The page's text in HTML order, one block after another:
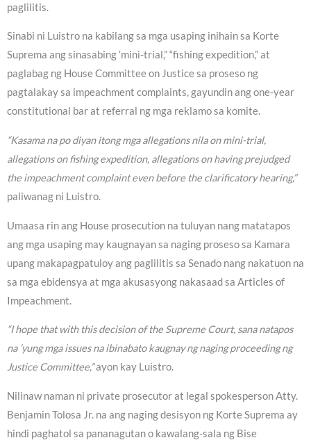
paglilitis.
Sinabi ni Luistro na kabilang sa mga usaping inihain sa Korte
Suprema ang sinasabing ‘mini-trial,” “fishing expedition,” at
paglabag ng House Committee on Justice sa proseso ng
pagtalakay sa impeachment complaints, gayundin ang one-year
constitutional bar at referral ng mga reklamo sa komite.
“Kasama na po diyan itong mga allegations nila on mini-trial,
allegations on fishing expedition, allegations on having prejudged
the impeachment complaint even before the clarificatory hearing,”
paliwanag ni Luistro.
Umaasa rin ang House prosecution na tuluyan nang matatapos
ang mga usaping may kaugnayan sa naging proseso sa Kamara
upang makapagpatuloy ang paglilitis sa Senado nang nakatuon na
sa mga ebidensya at mga akusasyong nakasaad sa Articles of
Impeachment.
“I hope that with this decision of the Supreme Court, sana natapos
na ’yung mga issues na ibinabato kaugnay ng naging proceeding ng
Justice Committee,”ayon kay Luistro.
Nilinaw naman ni private prosecutor at legal spokesperson Atty.
Benjamin Tolosa Jr. na ang naging desisyon ng Korte Suprema ay
hindi paghatol sa pananagutan o kawalang-sala ng Bise